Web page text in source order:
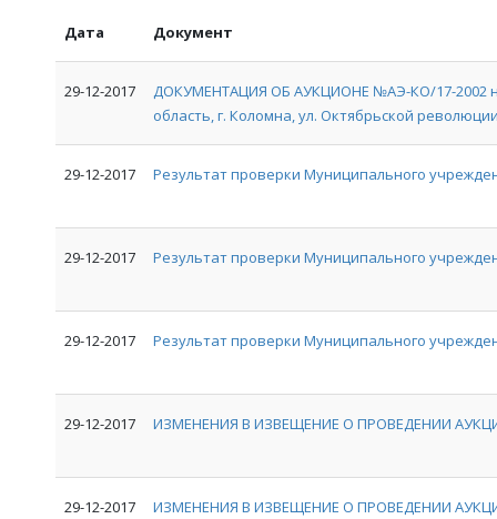
Дата Документ
29-12-2017
ДОКУМЕНТАЦИЯ ОБ АУКЦИОНЕ №АЭ-КО/17-2002
область, г. Коломна, ул. Октябрьской
29-12-2017 Результат проверки Муниципального
29-12-2017 Результат проверки Муниципального
29-12-2017 Результат проверки Муниципального
29-12-2017 ИЗМЕНЕНИЯ В ИЗВЕЩЕНИЕ О ПРОВЕДЕНИИ
29-12-2017 ИЗМЕНЕНИЯ В ИЗВЕЩЕНИЕ О ПРОВЕДЕНИИ